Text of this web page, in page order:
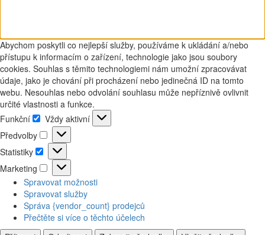
Abychom poskytli co nejlepší služby, používáme k ukládání a/nebo
přístupu k informacím o zařízení, technologie jako jsou soubory
cookies. Souhlas s těmito technologiemi nám umožní zpracovávat
údaje, jako je chování při procházení nebo jedinečná ID na tomto
webu. Nesouhlas nebo odvolání souhlasu může nepříznivě ovlivnit
určité vlastnosti a funkce.
Funkční
Funkční
Vždy aktivní
Předvolby
Předvolby
Statistiky
Statistiky
Marketing
Marketing
Spravovat možnosti
Spravovat služby
Správa {vendor_count} prodejců
Přečtěte si více o těchto účelech